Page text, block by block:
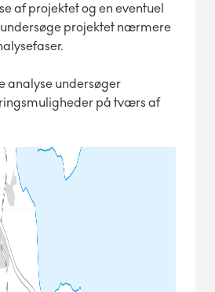
af projektet og en eventuel
projektet nærmere
analyse undersøger
på tværs af